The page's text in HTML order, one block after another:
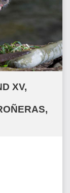
XV,